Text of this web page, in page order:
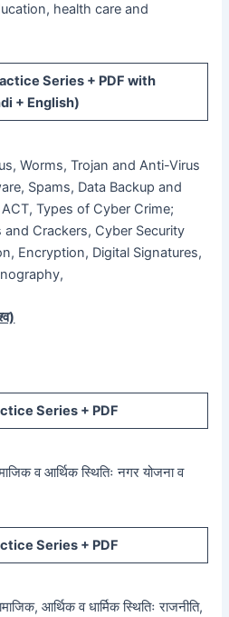
health care and
Series + PDF with
+ English)
Worms, Trojan and Anti-Virus
Spams, Data Backup and
Types of Cyber Crime;
Crackers, Cyber Security
Encryption, Digital Signatures,
Series + PDF
व आर्थिक स्थितिः नगर योजना व
Series + PDF
आर्थिक व धार्मिक स्थितिः राजनीति,